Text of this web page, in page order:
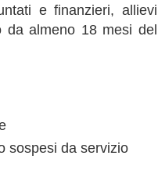
e finanzieri, allievi
da almeno 18 mesi del
sospesi da servizio